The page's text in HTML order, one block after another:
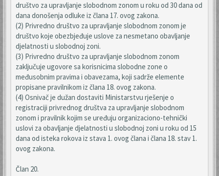
društvo za upravljanje slobodnom zonom u roku od 30 dana od
dana donošenja odluke iz člana 17. ovog zakona.
(2) Privredno društvo za upravljanje slobodnom zonom je
društvo koje obezbjeđuje uslove za nesmetano obavljanje
djelatnosti u slobodnoj zoni.
(3) Privredno društvo za upravljanje slobodnom zonom
zaključuje ugovore sa korisnicima slobodne zone o
međusobnim pravima i obavezama, koji sadrže elemente
propisane pravilnikom iz člana 18. ovog zakona.
(4) Osnivač je dužan dostaviti Ministarstvu rješenje o
registraciji privrednog društva za upravljanje slobodnom
zonom i pravilnik kojim se uređuju organizaciono-tehnički
uslovi za obavljanje djelatnosti u slobodnoj zoni u roku od 15
dana od isteka rokova iz stava 1. ovog člana i člana 18. stav 1.
ovog zakona.
Član 20.